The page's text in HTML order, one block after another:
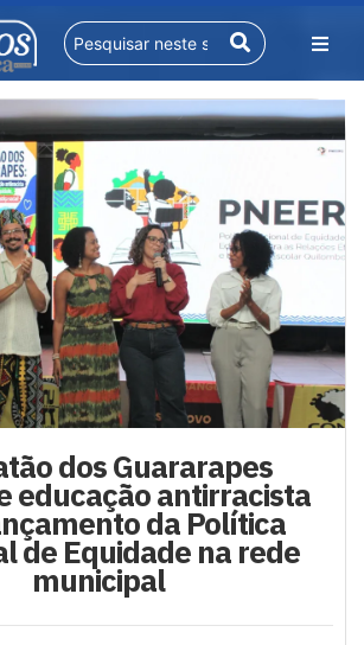
dos Guararapes
educação antirracista
da Política
de Equidade na rede
municipal